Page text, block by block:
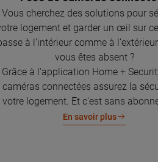
Vous cherchez des solutions pour
logement et garder un œil sur ce
à l’intérieur comme à
vous êtes absent ?
Grâce à l'application Home +
caméras connectées assurez la
votre logement. Et c'est sans
En savoir plus